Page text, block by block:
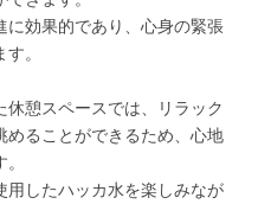
に効果的であり、心身の緊張
。
休憩スペースでは、リラック
めることができるため、心地
用したハッカ水を楽しみなが